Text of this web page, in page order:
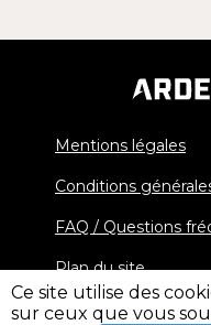
Mentions légales
Conditions
FAQ / Questions
Plan du site
Ce site utilise des
sur ceux que vous